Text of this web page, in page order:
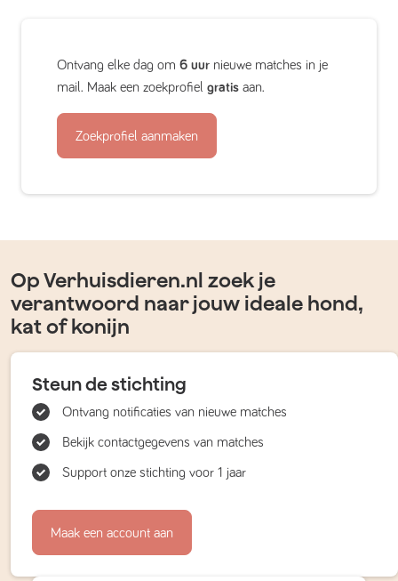
Ontvang elke dag om 6 uur nieuwe matches in je
mail. Maak een zoekprofiel gratis aan.
Zoekprofiel aanmaken
Op Verhuisdieren.nl zoek je
verantwoord naar jouw ideale hond,
kat of konijn
Steun de stichting
Ontvang notificaties van nieuwe matches
Bekijk contactgegevens van matches
Support onze stichting voor 1 jaar
Maak een account aan